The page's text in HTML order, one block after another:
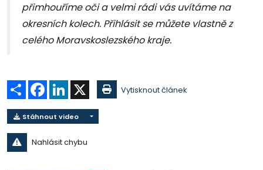
přimhouříme oči a velmi rádi vás uvítáme na
okresních kolech. Přihlásit se můžete vlastně z
celého Moravskoslezského kraje.
Sdílet Facebook
LinkedIn Vytisknout článek
Stáhnout video
Nahlásit chybu